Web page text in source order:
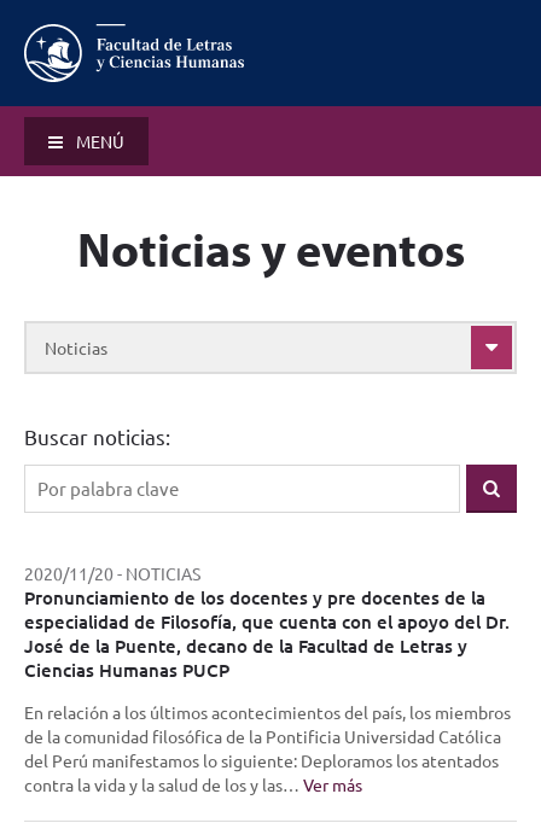
MENÚ
Noticias y eventos
Noticias
Buscar noticias:
2020/11/20- NOTICIAS
Pronunciamiento de los docentes y pre docentes de la
especialidad de Filosofía, que cuenta con el apoyo del Dr.
José de la Puente, decano de la Facultad de Letras y
Ciencias Humanas PUCP
En relación a los últimos acontecimientos del país, los miembros
de la comunidad filosófica de la Pontificia Universidad Católica
del Perú manifestamos lo siguiente: Deploramos los atentados
contra la vida y la salud de los y las… Ver más